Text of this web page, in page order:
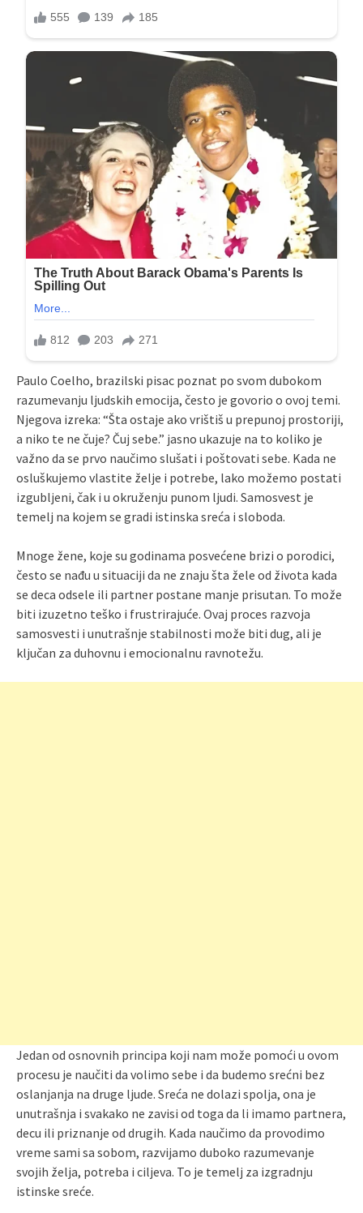
Paulo Coelho, brazilski pisac poznat po svom dubokom
razumevanju ljudskih emocija, često je govorio o ovoj temi.
Njegova izreka: “Šta ostaje ako vrištiš u prepunoj prostoriji,
a niko te ne čuje? Čuj sebe.” jasno ukazuje na to koliko je
važno da se prvo naučimo slušati i poštovati sebe. Kada ne
osluškujemo vlastite želje i potrebe, lako možemo postati
izgubljeni, čak i u okruženju punom ljudi. Samosvest je
temelj na kojem se gradi istinska sreća i sloboda.
Mnoge žene, koje su godinama posvećene brizi o porodici,
često se nađu u situaciji da ne znaju šta žele od života kada
se deca odsele ili partner postane manje prisutan. To može
biti izuzetno teško i frustrirajuće. Ovaj proces razvoja
samosvesti i unutrašnje stabilnosti može biti dug, ali je
ključan za duhovnu i emocionalnu ravnotežu.
Jedan od osnovnih principa koji nam može pomoći u ovom
procesu je naučiti da volimo sebe i da budemo srećni bez
oslanjanja na druge ljude. Sreća ne dolazi spolja, ona je
unutrašnja i svakako ne zavisi od toga da li imamo partnera,
decu ili priznanje od drugih. Kada naučimo da provodimo
vreme sami sa sobom, razvijamo duboko razumevanje
svojih želja, potreba i ciljeva. To je temelj za izgradnju
istinske sreće.